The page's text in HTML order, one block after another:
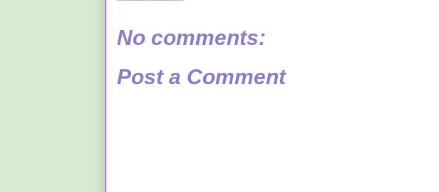
No comments:
Post a Comment